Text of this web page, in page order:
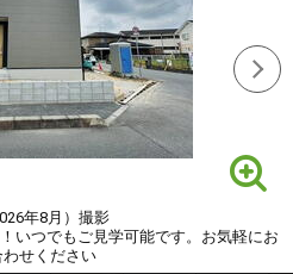
年8月）撮影
いつでもご見学可能です。お気軽にお
わせください